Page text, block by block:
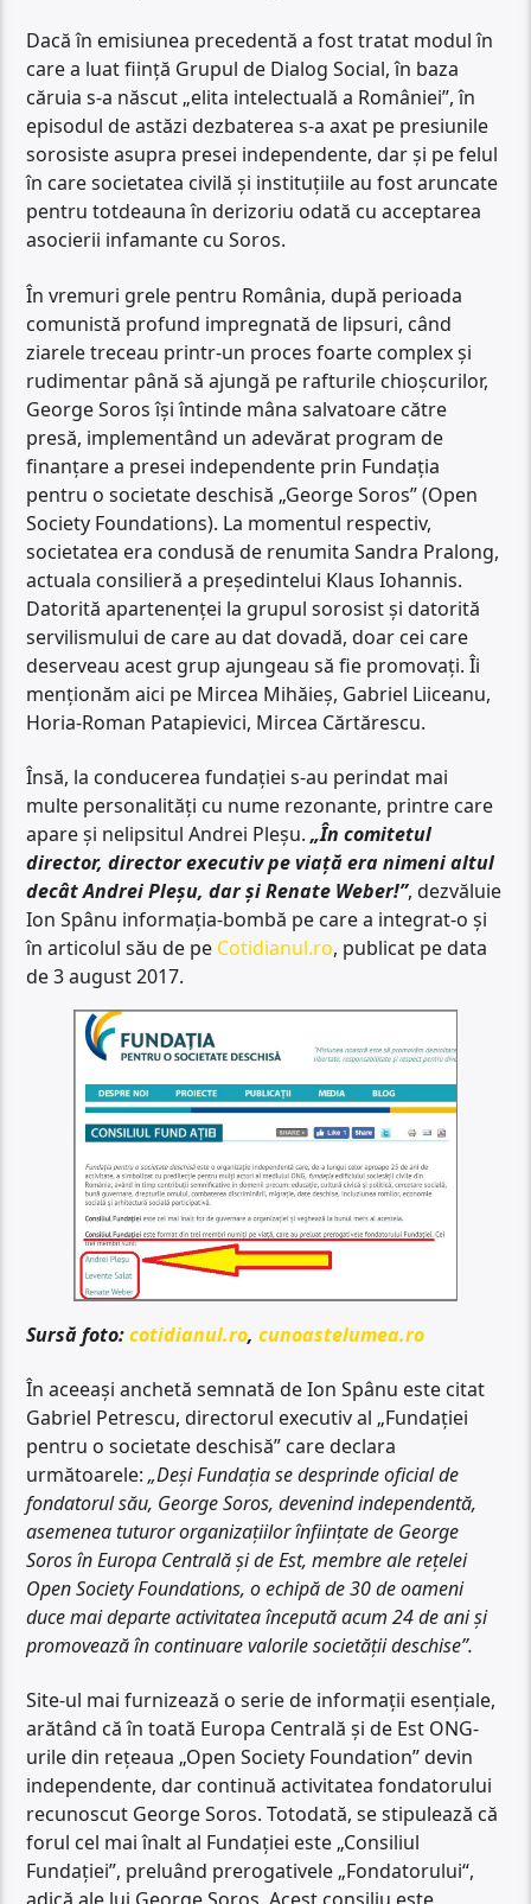
Dacă în emisiunea precedentă a fost tratat modul în
care a luat ființă Grupul de Dialog Social, în baza
căruia s-a născut „elita intelectuală a României”, în
episodul de astăzi dezbaterea s-a axat pe presiunile
sorosiste asupra presei independente, dar și pe felul
în care societatea civilă și instituțiile au fost aruncate
pentru totdeauna în derizoriu odată cu acceptarea
asocierii infamante cu Soros.
În vremuri grele pentru România, după perioada
comunistă profund impregnată de lipsuri, când
ziarele treceau printr-un proces foarte complex și
rudimentar până să ajungă pe rafturile chioșcurilor,
George Soros își întinde mâna salvatoare către
presă, implementând un adevărat program de
finanțare a presei independente prin Fundația
pentru o societate deschisă „George Soros” (Open
Society Foundations). La momentul respectiv,
societatea era condusă de renumita Sandra Pralong,
actuala consilieră a președintelui Klaus Iohannis.
Datorită apartenenței la grupul sorosist și datorită
servilismului de care au dat dovadă, doar cei care
deserveau acest grup ajungeau să fie promovați. Îi
menționăm aici pe Mircea Mihăieș, Gabriel Liiceanu,
Horia-Roman Patapievici, Mircea Cărtărescu.
Însă, la conducerea fundației s-au perindat mai
multe personalități cu nume rezonante, printre care
apare și nelipsitul Andrei Pleșu.„În comitetul
director, director executiv pe viață era nimeni altul
decât Andrei Pleșu, dar și Renate Weber!”, dezvăluie
Ion Spânu informația-bombă pe care a integrat-o și
în articolul său de pe Cotidianul.ro, publicat pe data
de 3 august 2017.
Sursă foto:cotidianul.ro,cunoastelumea.ro
În aceeași anchetă semnată de Ion Spânu este citat
Gabriel Petrescu, directorul executiv al „Fundației
pentru o societate deschisă” care declara
următoarele:„Deși Fundația se desprinde oficial de
fondatorul său, George Soros, devenind independentă,
asemenea tuturor organizațiilor înființate de George
Soros în Europa Centrală și de Est, membre ale rețelei
Open Society Foundations, o echipă de 30 de oameni
duce mai departe activitatea începută acum 24 de ani și
promovează în continuare valorile societății deschise”.
Site-ul mai furnizează o serie de informații esențiale,
arătând că în toată Europa Centrală și de Est ONG-
urile din rețeaua „Open Society Foundation” devin
independente, dar continuă activitatea fondatorului
recunoscut George Soros. Totodată, se stipulează că
forul cel mai înalt al Fundației este „Consiliul
Fundației”, preluând prerogativele „Fondatorului“,